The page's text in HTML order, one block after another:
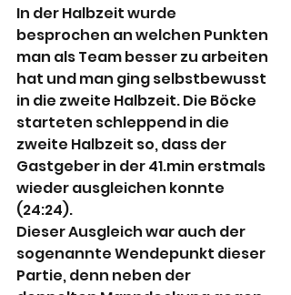
In der Halbzeit wurde
besprochen an welchen Punkten
man als Team besser zu arbeiten
hat und man ging selbstbewusst
in die zweite Halbzeit. Die Böcke
starteten schleppend in die
zweite Halbzeit so, dass der
Gastgeber in der 41.min erstmals
wieder ausgleichen konnte
(24:24).
Dieser Ausgleich war auch der
sogenannte Wendepunkt dieser
Partie, denn neben der